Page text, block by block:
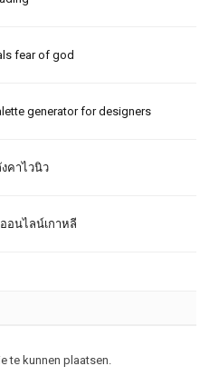
fear of god
generator for designers
คาไวนิว
อนไลน์เกาหลี
te kunnen plaatsen.